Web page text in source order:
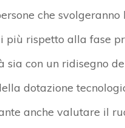
che
più rispetto alla fase
con un ridisegno
dotazione
anche valutare il